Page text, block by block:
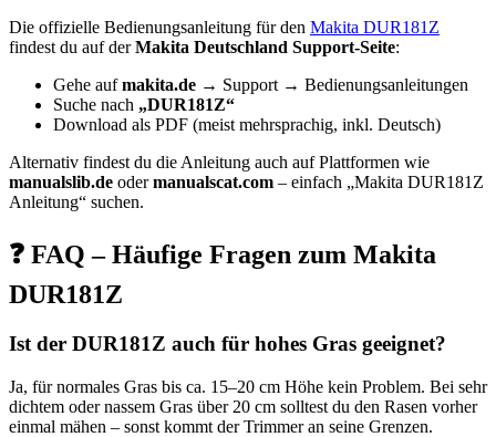
Die offizielle Bedienungsanleitung für den Makita DUR181Z
findest du auf derMakita Deutschland Support-Seite:
Gehe aufmakita.de → Support → Bedienungsanleitungen
Suche nach „DUR181Z“
Download als PDF (meist mehrsprachig, inkl. Deutsch)
Alternativ findest du die Anleitung auch auf Plattformen wie
manualslib.de odermanualscat.com – einfach „Makita DUR181Z
Anleitung“ suchen.
❓ FAQ – Häufige Fragen zum Makita
DUR181Z
Ist der DUR181Z auch für hohes Gras geeignet?
Ja, für normales Gras bis ca. 15–20 cm Höhe kein Problem. Bei sehr
dichtem oder nassem Gras über 20 cm solltest du den Rasen vorher
einmal mähen – sonst kommt der Trimmer an seine Grenzen.